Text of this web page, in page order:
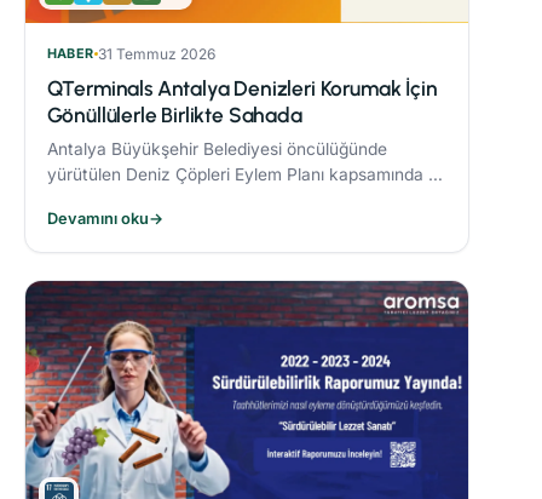
HABER 31 Temmuz 2026
QTerminals Antalya Denizleri Korumak İçin
Gönüllülerle Birlikte Sahada
Antalya Büyükşehir Belediyesi öncülüğünde
yürütülen Deniz Çöpleri Eylem Planı kapsamında 11
etkinlikleri, çevre bilincinin artırılmasına önemli
katkı sağladı.
Devamını oku→